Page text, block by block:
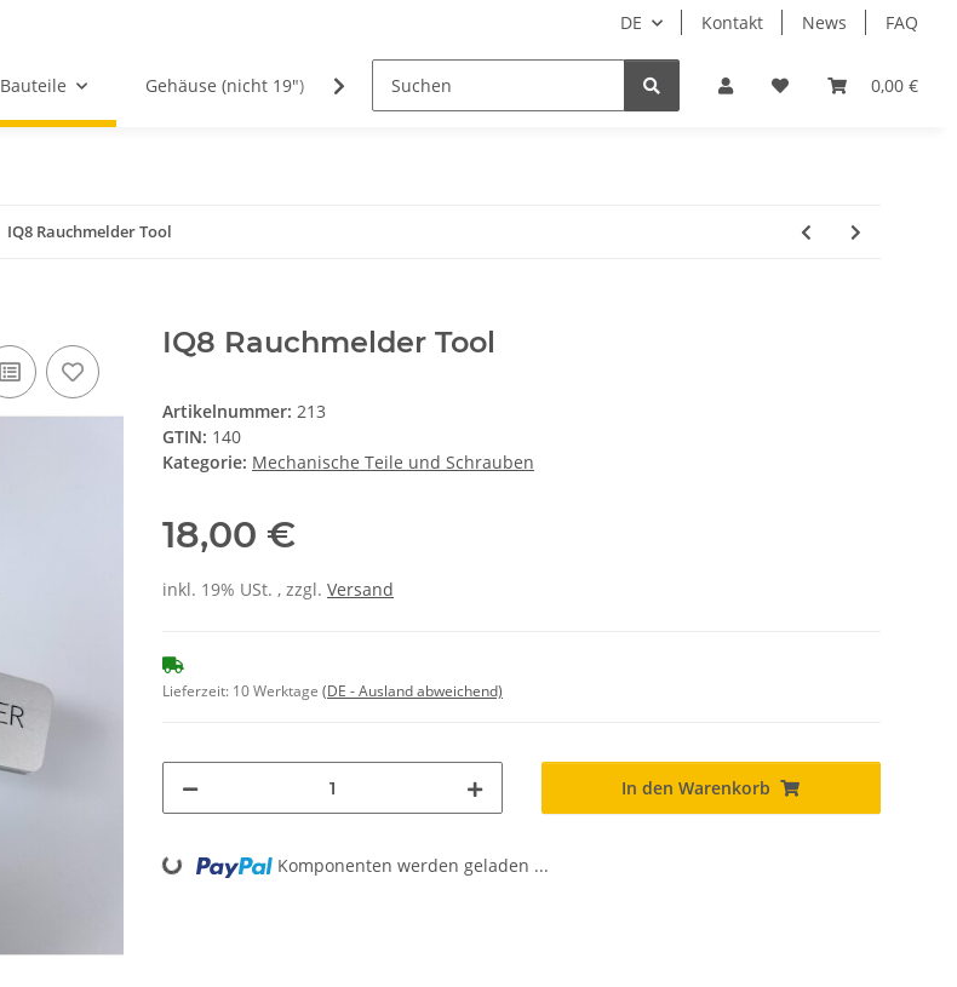
DE Kontakt News FAQ
0,00 €
Bauteile Gehäuse (nicht 19") PCBs
IQ8 Rauchmelder Tool
IQ8 Rauchmelder Tool
Artikelnummer: 213
GTIN: 140
Kategorie: Mechanische Teile und Schrauben
18,00 €
inkl. 19% USt. , zzgl. Versand
Lieferzeit: 10 Werktage (DE - Ausland abweichend)
In den Warenkorb
Loading... Komponenten werden geladen ...